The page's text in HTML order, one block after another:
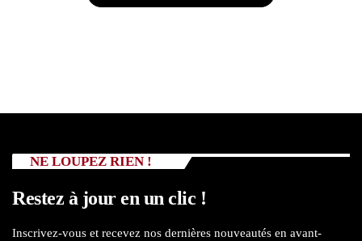
NE LOUPEZ RIEN !
Restez à jour en un clic !
Inscrivez-vous et recevez nos dernières nouveautés en avant-